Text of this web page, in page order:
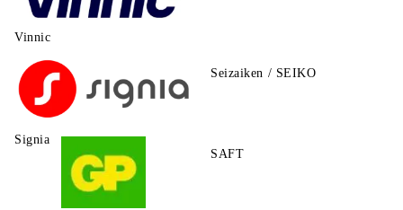
Vinnic
Signia
Seizaiken / SEIKO
SAFT